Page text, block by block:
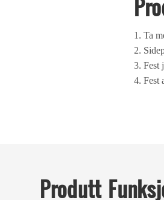
1. Ta
2.
3. Fest
4. Fest
Produtt